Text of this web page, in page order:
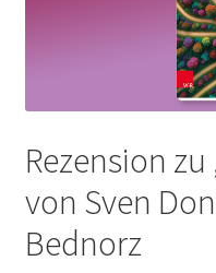
Rezension
von Sven
Bednorz